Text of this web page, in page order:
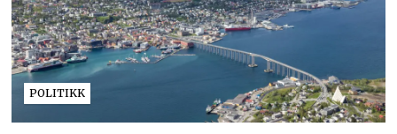
POLITIKK